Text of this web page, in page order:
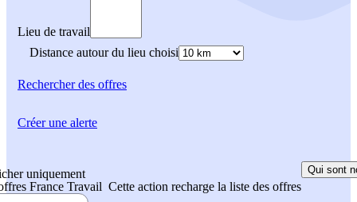
Lieu de travail
Distance autour du lieu choisi
Rechercherdes offres
uniquement
France Travail Cette action recharge la liste des offres
Qui sont
Créer une alerte